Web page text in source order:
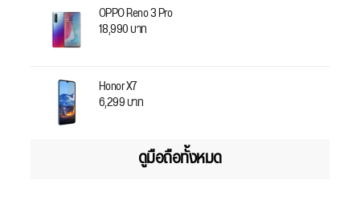
OPPO Reno 3 Pro
18,990 บาท
Honor X7
6,299 บาท
ดูมือถือทั้งหมด